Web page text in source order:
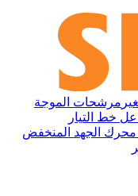
مرشحات الموجة
خط التيار
محرك الجهد المنخفض